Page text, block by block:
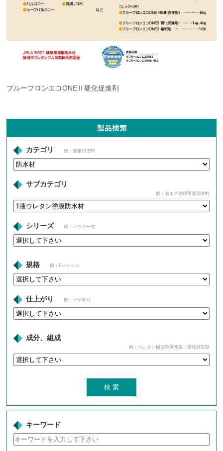
プルーフロンエコONEⅡ硬化促進剤
カテゴリ 例：屋根用塗料
サブカテゴリ
例：省エネ屋根用遮熱塗料
シリーズ 例：パラサーモ
規格 例：F☆☆☆☆
仕上がり 例：ツヤ有り
成分、組成
例：ウレタン樹脂系保護系：環境対応型
キーワード